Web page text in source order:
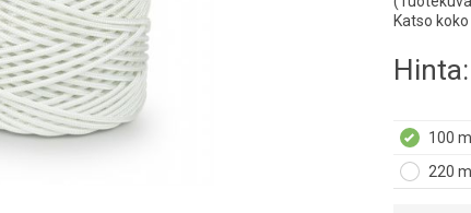
Katso
Hinta:
100 m
220 m